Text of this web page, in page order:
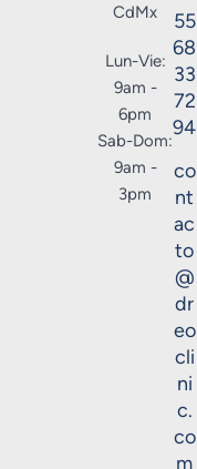
CdMx
Lun-Vie:
9am -
6pm
Sab-Dom:
9am -
3pm
55
68
33
72
94
co
nt
ac
to
@
dr
eo
cli
ni
c.
co
m